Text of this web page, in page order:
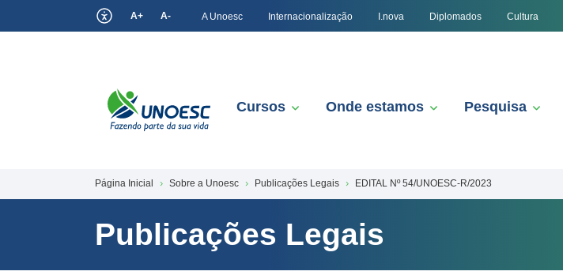
A+ A- A Unoesc Internacionalização I.nova Diplomados Cultura
Cursos Onde estamos Pesquisa
Página Inicial Sobre a Unoesc Publicações Legais EDITAL Nº 54/UNOESC-R/2023
Publicações Legais